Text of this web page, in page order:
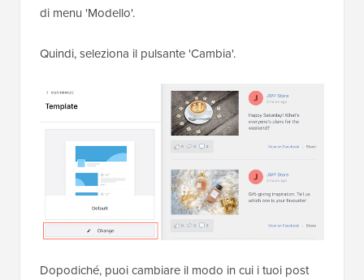
di menu 'Modello'.
Quindi, seleziona il pulsante 'Cambia'.
Dopodiché, puoi cambiare il modo in cui i tuoi post